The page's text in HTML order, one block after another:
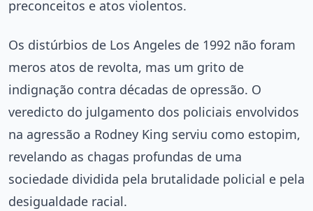
preconceitos e atos violentos.
Os distúrbios de Los Angeles de 1992 não foram
meros atos de revolta, mas um grito de
indignação contra décadas de opressão. O
veredicto do julgamento dos policiais envolvidos
na agressão a Rodney King serviu como estopim,
revelando as chagas profundas de uma
sociedade dividida pela brutalidade policial e pela
desigualdade racial.